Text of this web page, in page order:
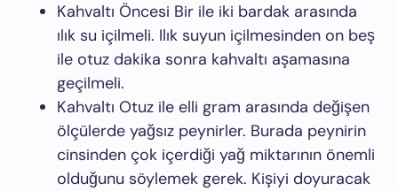
Kahvaltı Öncesi Bir ile iki bardak arasında
ılık su içilmeli. Ilık suyun içilmesinden on beş
ile otuz dakika sonra kahvaltı aşamasına
geçilmeli.
Kahvaltı Otuz ile elli gram arasında değişen
ölçülerde yağsız peynirler. Burada peynirin
cinsinden çok içerdiği yağ miktarının önemli
olduğunu söylemek gerek. Kişiyi doyuracak